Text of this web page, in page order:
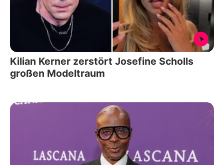
Kilian Kerner zerstört Josefine Scholls
großen Modeltraum